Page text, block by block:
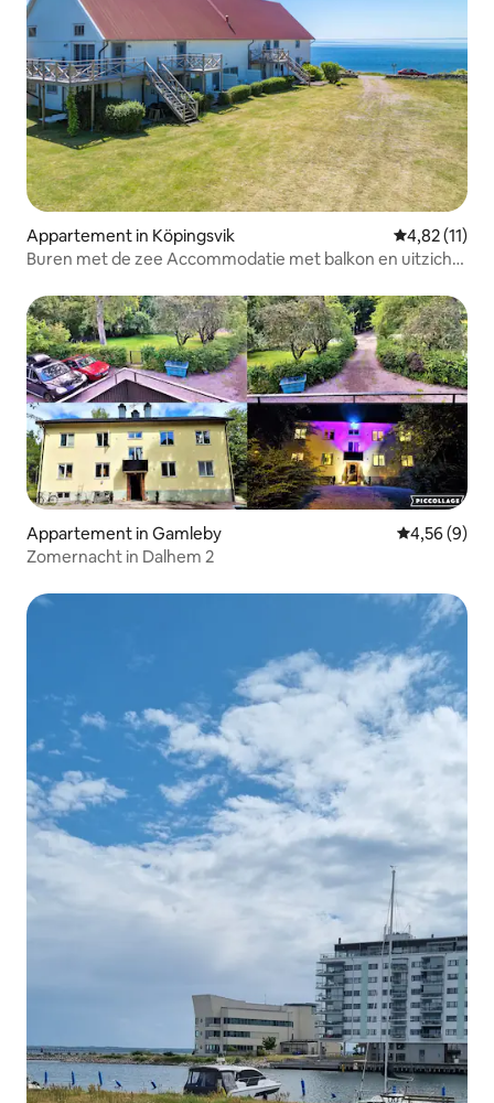
Appartement in Köpingsvik Gemiddelde
4,82 (11)
Buren met de zee Accommodatie met balkon en uitzicht
Appartement in Gamleby Gemiddelde
4,56 (9)
Zomernacht in Dalhem 2